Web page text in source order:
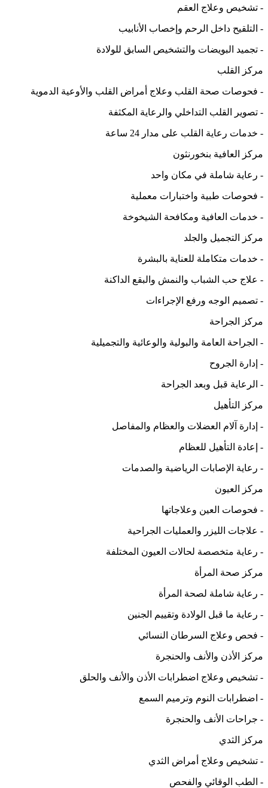
- تشخيص وعلاج العقم
- التلقيح داخل الرحم وإخصاب الأنابيب
- تجميد البويضات والتشخيص السابق للولادة
مركز القلب
- فحوصات صحة القلب وعلاج أمراض القلب والأوعية الدموية
- تصوير القلب التداخلي والرعاية المكثفة
- خدمات رعاية القلب على مدار 24 ساعة
مركز العافية بنخورنثون
- رعاية شاملة في مكان واحد
- فحوصات طبية واختبارات معملية
- خدمات العافية ومكافحة الشيخوخة
مركز التجميل والجلد
- خدمات متكاملة للعناية بالبشرة
- علاج حب الشباب والنمش والبقع الداكنة
- تصميم الوجه ورفع الإجراءات
مركز الجراحة
- الجراحة العامة والبولية والوعائية والتجميلية
- إدارة الجروح
- الرعاية قبل وبعد الجراحة
مركز التأهيل
- إدارة آلام العضلات والعظام والمفاصل
- إعادة التأهيل للعظام
- رعاية الإصابات الرياضية والصدمات
مركز العيون
- فحوصات العين وعلاجاتها
- علاجات الليزر والعمليات الجراحية
- رعاية متخصصة لحالات العيون المختلفة
مركز صحة المرأة
- رعاية شاملة لصحة المرأة
- رعاية ما قبل الولادة وتقييم الجنين
- فحص وعلاج السرطان النسائي
مركز الأذن والأنف والحنجرة
- تشخيص وعلاج اضطرابات الأذن والأنف والحلق
- اضطرابات النوم وترميم السمع
- جراحات الأنف والحنجرة
مركز الثدي
- تشخيص وعلاج أمراض الثدي
- الطب الوقائي والفحص